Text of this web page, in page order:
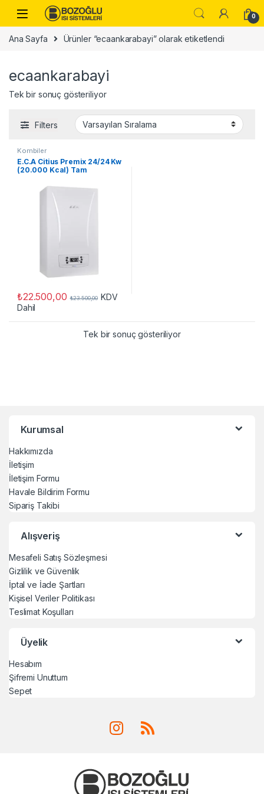
Skip to navigation
Skip to content
0
Ana Sayfa Ürünler “ecaankarabayi” olarak etiketlendi
ecaankarabayi
Tek bir sonuç gösteriliyor
Filters
Kombiler
E.C.A Citius Premix 24/24 Kw
(20.000 Kcal) Tam
₺22.500,00 ₺23.500,00 KDV
Dahil
Tek bir sonuç gösteriliyor
Kurumsal
Hakkımızda
İletişim
İletişim Formu
Havale Bildirim Formu
Sipariş Takibi
Alışveriş
Mesafeli Satış Sözleşmesi
Gizlilik ve Güvenlik
İptal ve İade Şartları
Kişisel Veriler Politikası
Teslimat Koşulları
Üyelik
Hesabım
Şifremi Unuttum
Sepet